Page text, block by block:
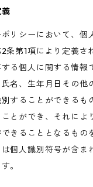
リシーにおいて、個
条第1項により定義さ
る個人に関する情報
名、生年月日その他
することができるも
とができ、それによ
きることとなるもの
個人識別符号が含ま
。